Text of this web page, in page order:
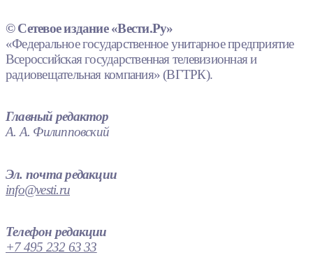
© Сетевое издание «Вести.Ру»
«Федеральное государственное унитарное предприятие
Всероссийская государственная телевизионная и
радиовещательная компания» (ВГТРК).
Главный редактор
А. А. Филипповский
Эл. почта редакции
info@vesti.ru
Телефон редакции
+7 495 232 63 33